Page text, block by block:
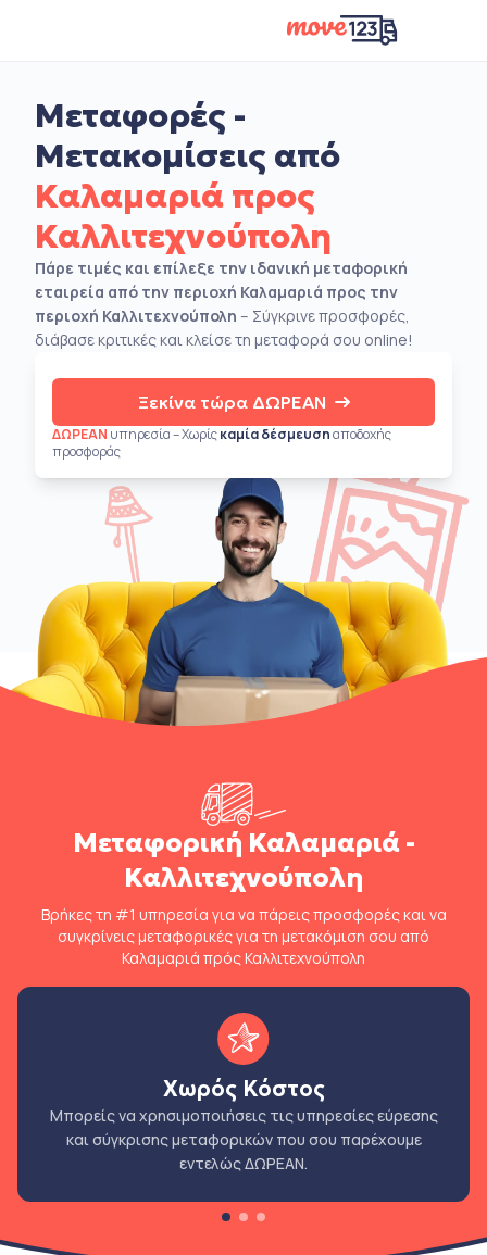
Μεταφορές -
Μετακομίσεις από
Καλαμαριά προς
Καλλιτεχνούπολη
Πάρε τιμές και επίλεξε την ιδανική μεταφορική
εταιρεία από την περιοχή Καλαμαριά προς την
περιοχή Καλλιτεχνούπολη – Σύγκρινε προσφορές,
διάβασε κριτικές και κλείσε τη μεταφορά σου online!
Ξεκίνα τώρα ΔΩΡΕΑΝ
ΔΩΡΕΑΝ υπηρεσία – Χωρίςκαμία δέσμευσηαποδοχής
προσφοράς
Μεταφορική Καλαμαριά -
Καλλιτεχνούπολη
Βρήκες τη #1 υπηρεσία για να πάρεις προσφορές και να
συγκρίνεις μεταφορικές για τη μετακόμιση σου από
Καλαμαριά πρός Καλλιτεχνούπολη
Χωρός Κόστος
Μπορείς να χρησιμοποιήσεις τις υπηρεσίες εύρεσης
και σύγκρισης μεταφορικών που σου παρέχουμε
εντελώς ΔΩΡΕΑΝ.